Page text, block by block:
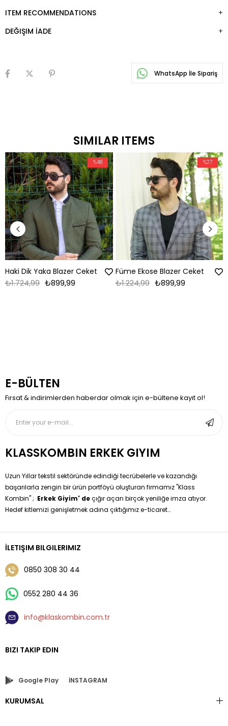
ITEM RECOMMENDATIONS
DEĞIŞIM İADE
WhatsApp İle Sipariş
SIMILAR ITEMS
Haki Dik Yaka Blazer Ceket
₺899,99
₺1.724,99
%48
Füme Ekose Blazer Ceket
₺899,99
₺1.224,99
%27
E-BÜLTEN
Fırsat & indirimlerden haberdar olmak için e-bültene kayıt ol!
KLASSKOMBIN ERKEK GIYIM
Uzun Yıllar tekstil sektöründe edindiği tecrübelerle ve kazandığı
başarılarla zengin bir ürün portföyü oluşturan firmamız ''Klass
Kombin'' ; Erkek Giyim' deçığır açan birçok yeniliğe imza atıyor.
Hedef kitlemizi genişletmek adına çıktığımız e-ticaret
özgün tasarımlarla buluşturma hedefimizi gerçekleştiriyoruz.
Erkek Giyim 'de Hazır Kombinleri Siz değerli müşterilerimize
sunmaktayız sadece boy ve kilo bilgisi vererek çok kolay bir
şekilde kendi kombininize sahip olabilirsiniz.
İLETIŞIM BILGILERIMIZ
0850 308 30 44
0552 280 44 36
info@klaskombin.com.tr
BIZI TAKIP EDIN
Google Play İNSTAGRAM
KURUMSAL